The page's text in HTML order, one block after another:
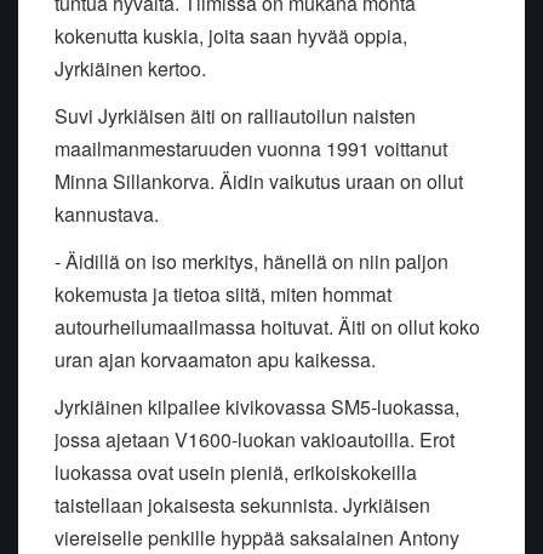
kokenutta kuskia, joita saan hyvää oppia,
Jyrkiäinen kertoo.
Suvi Jyrkiäisen äiti on ralliautoilun naisten
maailmanmestaruuden vuonna 1991 voittanut
Minna Sillankorva. Äidin vaikutus uraan on ollut
kannustava.
- Äidillä on iso merkitys, hänellä on niin paljon
kokemusta ja tietoa siitä, miten hommat
autourheilumaailmassa hoituvat. Äiti on ollut koko
uran ajan korvaamaton apu kaikessa.
Jyrkiäinen kilpailee kivikovassa SM5-luokassa,
jossa ajetaan V1600-luokan vakioautoilla. Erot
luokassa ovat usein pieniä, erikoiskokeilla
taistellaan jokaisesta sekunnista. Jyrkiäisen
viereiselle penkille hyppää saksalainen Antony